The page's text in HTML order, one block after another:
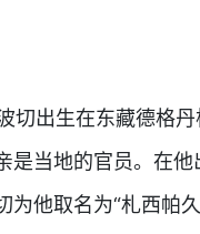
出生在东藏德格丹
是当地的官员。在
他取名为“札西帕